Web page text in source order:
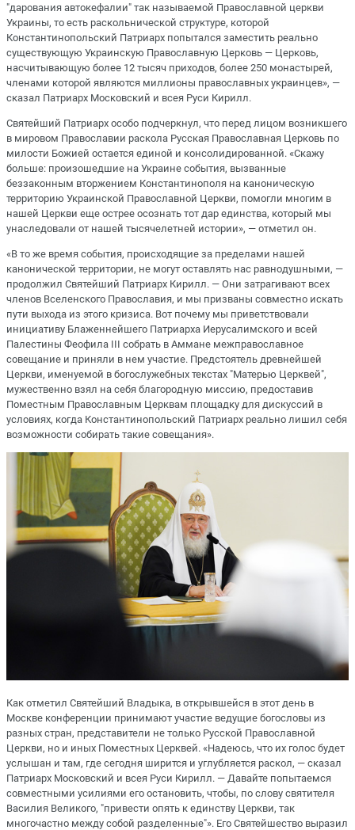
"дарования автокефалии" так называемой Православной церкви
Украины, то есть раскольнической структуре, которой
Константинопольский Патриарх попытался заместить реально
существующую Украинскую Православную Церковь — Церковь,
насчитывающую более 12 тысяч приходов, более 250 монастырей,
членами которой являются миллионы православных украинцев», —
сказал Патриарх Московский и всея Руси Кирилл.
Святейший Патриарх особо подчеркнул, что перед лицом возникшего
в мировом Православии раскола Русская Православная Церковь по
милости Божией остается единой и консолидированной. «Скажу
больше: произошедшие на Украине события, вызванные
беззаконным вторжением Константинополя на каноническую
территорию Украинской Православной Церкви, помогли многим в
нашей Церкви еще острее осознать тот дар единства, который мы
унаследовали от нашей тысячелетней истории», — отметил он.
«В то же время события, происходящие за пределами нашей
канонической территории, не могут оставлять нас равнодушными, —
продолжил Святейший Патриарх Кирилл. — Они затрагивают всех
членов Вселенского Православия, и мы призваны совместно искать
пути выхода из этого кризиса. Вот почему мы приветствовали
инициативу Блаженнейшего Патриарха Иерусалимского и всей
Палестины Феофила III собрать в Аммане межправославное
совещание и приняли в нем участие. Предстоятель древнейшей
Церкви, именуемой в богослужебных текстах "Матерью Церквей",
мужественно взял на себя благородную миссию, предоставив
Поместным Православным Церквам площадку для дискуссий в
условиях, когда Константинопольский Патриарх реально лишил себя
возможности собирать такие совещания».
Как отметил Святейший Владыка, в открывшейся в этот день в
Москве конференции принимают участие ведущие богословы из
разных стран, представители не только Русской Православной
Церкви, но и иных Поместных Церквей. «Надеюсь, что их голос будет
услышан и там, где сегодня ширится и углубляется раскол, — сказал
Патриарх Московский и всея Руси Кирилл. — Давайте попытаемся
совместными усилиями его остановить, чтобы, по слову святителя
Василия Великого, "привести опять к единству Церкви, так
многочастно между собой разделенные"». Его Святейшество выразил